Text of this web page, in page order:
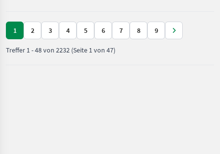
1 2 3 4 5 6 7 8 9
Treffer 1-48von 2232 (Seite 1 von 47)